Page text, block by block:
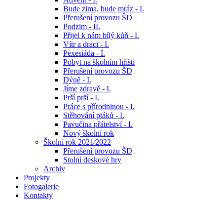
Bude zima, bude mráz - I.
Přerušení provozu ŠD
Podzim - II.
Přijel k nám bílý kůň - I.
Vítr a draci - I.
Pexesiáda - I.
Pobyt na školním hřišti
Přerušení provozu ŠD
Dýně - I.
Jíme zdravě - I.
Prší prší - I.
Práce s přírodninou - I.
Stěhování ptáků - I.
Pavučina přátelství - I.
Nový školní rok
Školní rok 2021⁄2022
Přerušení provozu ŠD
Stolní deskové hry
Archiv
Projekty
Fotogalerie
Kontakty